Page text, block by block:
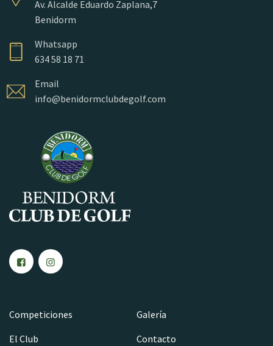
Av. Alcalde Eduardo Zaplana,7
Benidorm
Whatsapp
634 58 18 71
Email
info@benidormclubdegolf.com
Competiciones
Galería
El Club
Contacto